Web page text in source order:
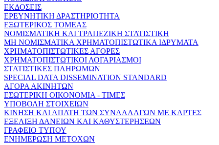
ΕΚΔΟΣΕΙΣ
ΕΡΕΥΝΗΤΙΚΗ ΔΡΑΣΤΗΡΙΟΤΗΤΑ
ΕΞΩΤΕΡΙΚΟΣ ΤΟΜΕΑΣ
ΝΟΜΙΣΜΑΤΙΚΗ ΚΑΙ ΤΡΑΠΕΖΙΚΗ ΣΤΑΤΙΣΤΙΚΗ
ΜΗ ΝΟΜΙΣΜΑΤΙΚΑ ΧΡΗΜΑΤΟΠΙΣΤΩΤΙΚΑ ΙΔΡΥΜΑΤΑ
ΧΡΗΜΑΤΟΠΙΣΤΩΤΙΚΕΣ ΑΓΟΡΕΣ
ΧΡΗΜΑΤΟΠΙΣΤΩΤΙΚΟΙ ΛΟΓΑΡΙΑΣΜΟΙ
ΣΤΑΤΙΣΤΙΚΕΣ ΠΛΗΡΩΜΩΝ
SPECIAL DATA DISSEMINATION STANDARD
ΑΓΟΡΑ ΑΚΙΝΗΤΩΝ
ΕΣΩΤΕΡΙΚΗ ΟΙΚΟΝΟΜΙΑ - ΤΙΜΕΣ
ΥΠΟΒΟΛΗ ΣΤΟΙΧΕΙΩΝ
ΚΙΝΗΣΗ ΚΑΙ ΑΠΑΤΗ ΤΩΝ ΣΥΝΑΛΛΑΓΩΝ ΜΕ ΚΑΡΤΕΣ
ΕΞΕΛΙΞΗ ΔΑΝΕΙΩΝ ΚΑΙ ΚΑΘΥΣΤΕΡΗΣΕΩΝ
ΓΡΑΦΕΙΟ ΤΥΠΟΥ
ΕΝΗΜΕΡΩΣΗ ΜΕΤΟΧΩΝ